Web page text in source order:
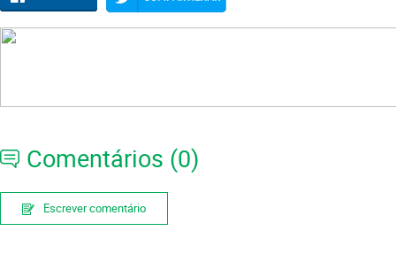
Comentários (0)
Escrever comentário